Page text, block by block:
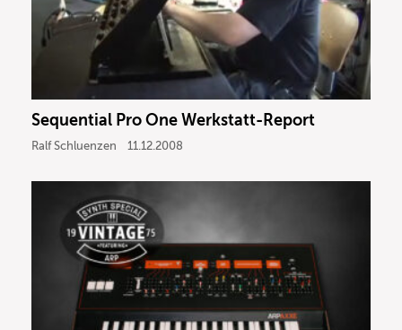
Sequential Pro One Werkstatt-Report
Ralf Schluenzen 11.12.2008